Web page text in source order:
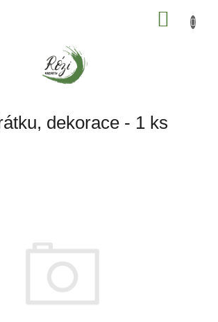
dekorace - 1 ks